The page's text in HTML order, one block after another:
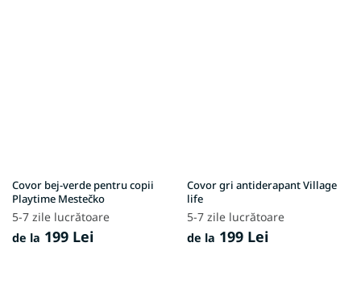
Covor bej-verde pentru copii
Playtime Mestečko
5-7 zile lucrătoare
de la 199 Lei
Covor gri antiderapant Village
life
5-7 zile lucrătoare
de la 199 Lei